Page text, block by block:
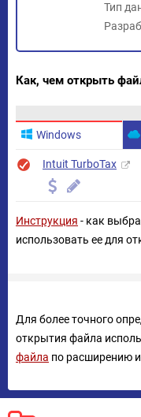
Тип
Как, чем открыть
Windows
Intuit TurboTax
Инструкция - как
использовать ее для
Для более точного
открытия файла
файла по расширению